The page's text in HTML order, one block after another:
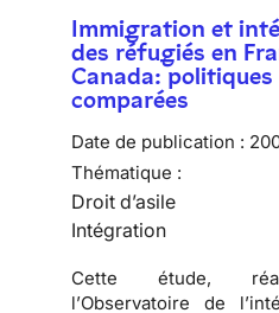
Immigration et
des réfugiés en
Canada: politiques
comparées
Date de publication :
Thématique :
Droit d’asile
Intégration
Cette étude,
l’Observatoire de